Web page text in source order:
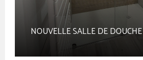
NOUVELLE SALLE DE DOUCHE